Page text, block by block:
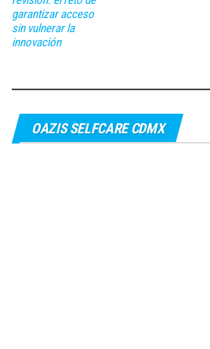
garantizar acceso
sin vulnerar la
innovación
OAZIS SELFCARE CDMX